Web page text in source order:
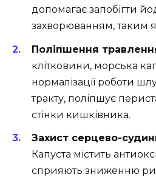
допомагає запобігти
захворюванням, таким
Поліпшення
клітковини, морська
нормалізації роботи
тракту, поліпшує
стінки кишківника.
Захист серцево-
Капуста містить
сприяють зниженню